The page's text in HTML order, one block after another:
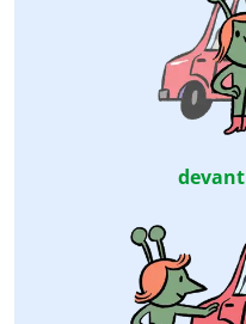
devant